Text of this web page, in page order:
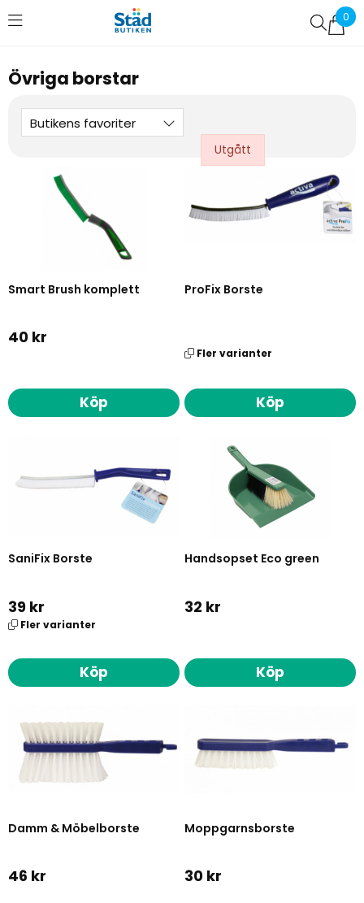
0
Favoriter (0)
Övriga borstar
Butikens favoriter
Smart Brush komplett
40 kr
Köp
ProFix Borste
Fler varianter
Köp
SaniFix Borste
39 kr
Fler varianter
Köp
Handsopset Eco green
32 kr
Köp
Damm & Möbelborste
46 kr
Moppgarnsborste
30 kr